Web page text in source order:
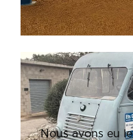
Nous avons eu